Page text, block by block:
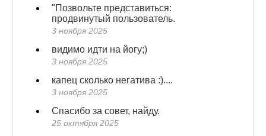
"Позвольте представиться:
продвинутый пользователь.
3 ноября 2025
видимо идти на йогу;)
3 ноября 2025
капец сколько негатива :)....
3 ноября 2025
Спасибо за совет, найду.
25 октября 2025